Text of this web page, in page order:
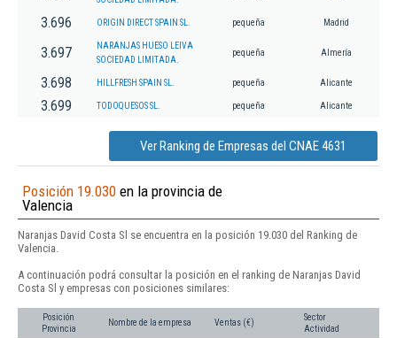
3.696 ORIGIN DIRECT SPAIN SL. pequeña Madrid
3.697
NARANJAS HUESO LEIVA
SOCIEDAD LIMITADA.
pequeña Almería
3.698 HILLFRESH SPAIN SL. pequeña Alicante
3.699 TODOQUESOS SL. pequeña Alicante
Ver Ranking de Empresas del CNAE 4631
Posición 19.030 en la provincia de
Valencia
Naranjas David Costa Sl se encuentra en la posición 19.030 del Ranking de
Valencia.
A continuación podrá consultar la posición en el ranking de Naranjas David
Costa Sl y empresas con posiciones similares:
Posición
Provincia
Nombre de la empresa Ventas (€)
Sector
Actividad